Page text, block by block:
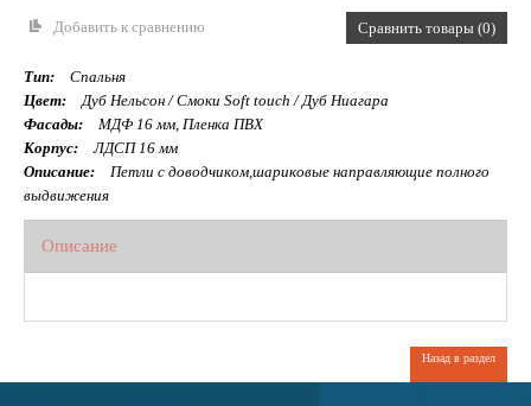
Добавить к сравнению Сравнить товары (0)
Тип:
Спальня
Цвет:
Дуб Нельсон / Смоки Soft touch / Дуб Ниагара
Фасады:
МДФ 16 мм, Пленка ПВХ
Корпус:
ЛДСП 16 мм
Описание:
Петли с доводчиком,шариковые направляющие полного
выдвижения
Описание
Назад в раздел